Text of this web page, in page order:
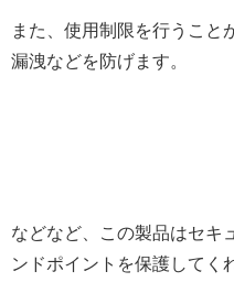
また、使用制限を行うこと
漏洩などを防げます。
などなど、この製品はセキ
ンドポイントを保護してく